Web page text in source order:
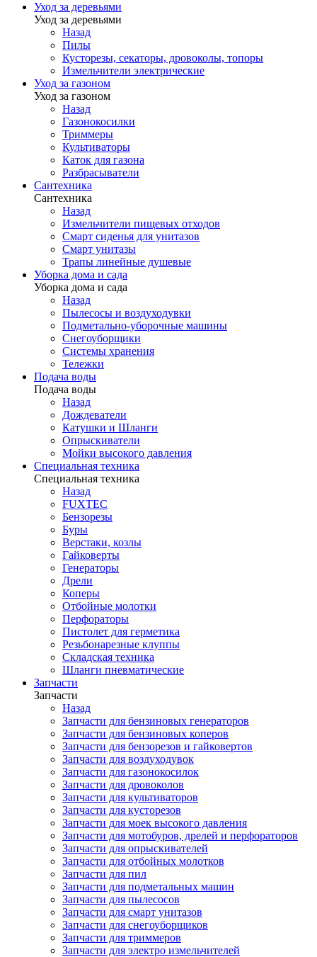
Уход за деревьями
Уход за деревьями
Назад
Пилы
Кусторезы, секаторы, дровоколы, топоры
Измельчители электрические
Уход за газоном
Уход за газоном
Назад
Газонокосилки
Триммеры
Культиваторы
Каток для газона
Разбрасыватели
Сантехника
Сантехника
Назад
Измельчители пищевых отходов
Смарт сиденья для унитазов
Смарт унитазы
Трапы линейные душевые
Уборка дома и сада
Уборка дома и сада
Назад
Пылесосы и воздуходувки
Подметально-уборочные машины
Снегоуборщики
Системы хранения
Тележки
Подача воды
Подача воды
Назад
Дождеватели
Катушки и Шланги
Опрыскиватели
Мойки высокого давления
Специальная техника
Специальная техника
Назад
FUXTEC
Бензорезы
Буры
Верстаки, козлы
Гайковерты
Генераторы
Дрели
Коперы
Отбойные молотки
Перфораторы
Пистолет для герметика
Резьбонарезные клуппы
Складская техника
Шланги пневматические
Запчасти
Запчасти
Назад
Запчасти для бензиновых генераторов
Запчасти для бензиновых коперов
Запчасти для бензорезов и гайковертов
Запчасти для воздуходувок
Запчасти для газонокосилок
Запчасти для дровоколов
Запчасти для культиваторов
Запчасти для кусторезов
Запчасти для моек высокого давления
Запчасти для мотобуров, дрелей и перфораторов
Запчасти для опрыскивателей
Запчасти для отбойных молотков
Запчасти для пил
Запчасти для подметальных машин
Запчасти для пылесосов
Запчасти для смарт унитазов
Запчасти для снегоуборщиков
Запчасти для триммеров
Запчасти для электро измельчителей